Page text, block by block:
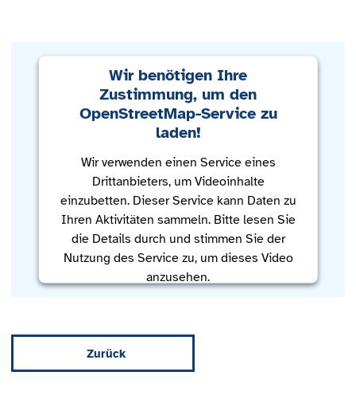
Wir benötigen Ihre
Zustimmung, um den
OpenStreetMap-Service zu
laden!
Wir verwenden einen Service eines
Drittanbieters, um Videoinhalte
einzubetten. Dieser Service kann Daten zu
Ihren Aktivitäten sammeln. Bitte lesen Sie
die Details durch und stimmen Sie der
Nutzung des Service zu, um dieses Video
anzusehen.
Zurück